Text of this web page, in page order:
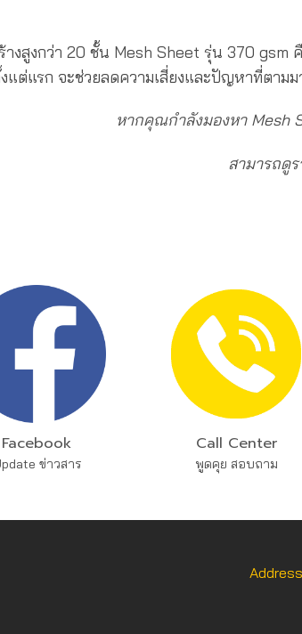
งสูงกว่า 20 ชั้น Mesh Sheet รุ่น 370 gsm
แต่แรก จะช่วยลดความเสี่ยงและปัญหาที่ตามม
หากคุณกำลังมองหา Mesh
สามารถดู
Facebook
ข่าวสาร
Call Center
พูดคุย สอบถาม